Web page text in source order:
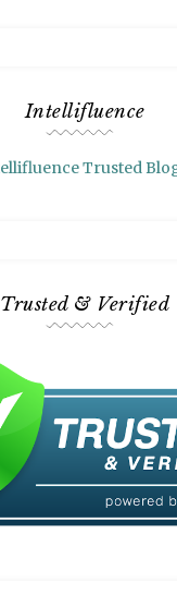
Intellifluence
Trusted & Verified